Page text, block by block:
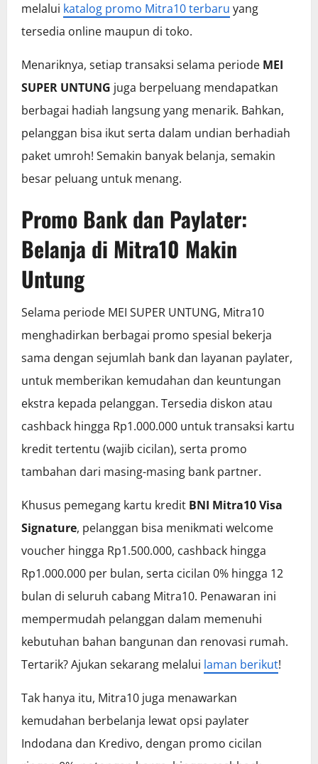
melalui katalog promo Mitra10 terbaru yang
tersedia online maupun di toko.
Menariknya, setiap transaksi selama periode MEI
SUPER UNTUNG juga berpeluang mendapatkan
berbagai hadiah langsung yang menarik. Bahkan,
pelanggan bisa ikut serta dalam undian berhadiah
paket umroh! Semakin banyak belanja, semakin
besar peluang untuk menang.
Promo Bank dan Paylater:
Belanja di Mitra10 Makin
Untung
Selama periode MEI SUPER UNTUNG, Mitra10
menghadirkan berbagai promo spesial bekerja
sama dengan sejumlah bank dan layanan paylater,
untuk memberikan kemudahan dan keuntungan
ekstra kepada pelanggan. Tersedia diskon atau
cashback hingga Rp1.000.000 untuk transaksi kartu
kredit tertentu (wajib cicilan), serta promo
tambahan dari masing-masing bank partner.
Khusus pemegang kartu kredit BNI Mitra10 Visa
Signature, pelanggan bisa menikmati welcome
voucher hingga Rp1.500.000, cashback hingga
Rp1.000.000 per bulan, serta cicilan 0% hingga 12
bulan di seluruh cabang Mitra10. Penawaran ini
mempermudah pelanggan dalam memenuhi
kebutuhan bahan bangunan dan renovasi rumah.
Tertarik? Ajukan sekarang melalui laman berikut!
Tak hanya itu, Mitra10 juga menawarkan
kemudahan berbelanja lewat opsi paylater
Indodana dan Kredivo, dengan promo cicilan